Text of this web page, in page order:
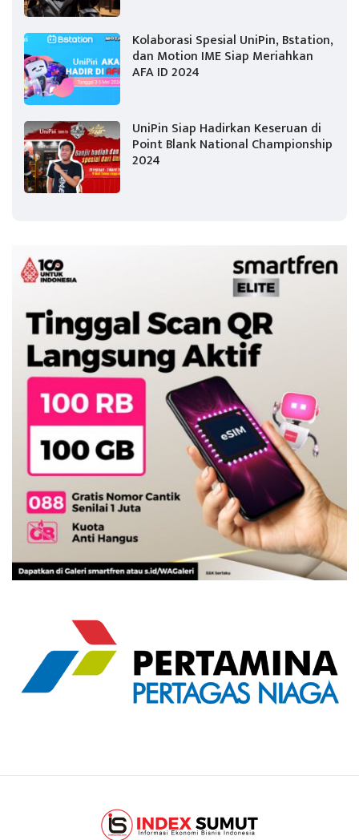
Kolaborasi Spesial UniPin, Bstation,
dan Motion IME Siap Meriahkan
AFA ID 2024
UniPin Siap Hadirkan Keseruan di
Point Blank National Championship
2024